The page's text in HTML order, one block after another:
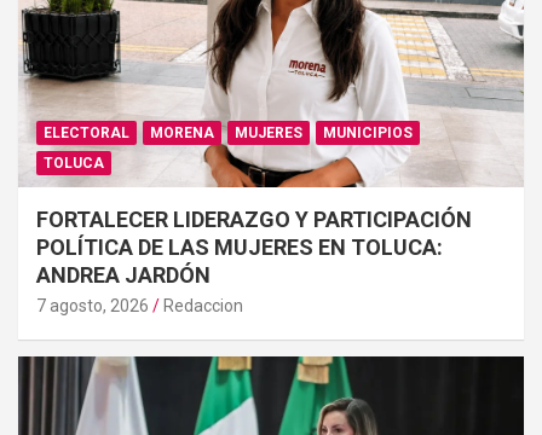
ELECTORAL MORENA MUJERES
MUNICIPIOS
TOLUCA
FORTALECER LIDERAZGO Y PARTICIPACIÓN
POLÍTICA DE LAS MUJERES EN TOLUCA:
ANDREA JARDÓN
7 agosto, 2026 Redaccion